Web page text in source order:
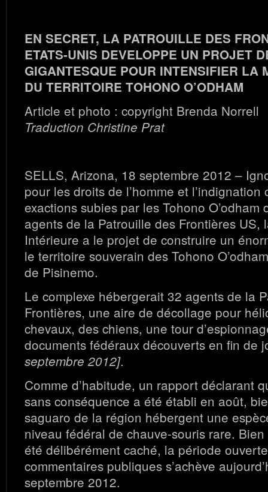
EN SECRET, LA PATROUILLE DES
ETATS-UNIS DEVELOPPE UN PROJET
GIGANTESQUE POUR INTENSIFIER LA
DU TERRITOIRE TOHONO O’ODHAM
Article et photo : copyright Brenda Norrell
Traduction Christine Prat
SELLS, Arizona, 18 septembre 2012 –
pour les droits de l’homme et l’indignation
exactions subies par les Tohono O’odham
agents de la Patrouille des Frontières US,
Intérieure a le projet de construire un
le territoire souverain des Tohono
de Pisinemo.
Le complexe hébergerait 32 agents de la
Frontières, une aire de décollage pour
chevaux, des chiens, une tour
documents fédéraux découverts en fin de
septembre 2012].
Comme d’habitude, un rapport déclarant
sans conséquence a été établi en août,
saguaro de la région hébergent une
niveau fédéral de chauve-souris rare.
été délibérément caché, la période
commentaires publiques s’achève
septembre 2012.